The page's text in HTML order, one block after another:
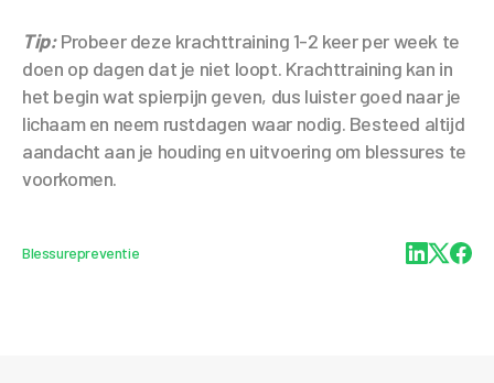
Tip:Probeer deze krachttraining 1-2 keer per week te
doen op dagen dat je niet loopt. Krachttraining kan in
het begin wat spierpijn geven, dus luister goed naar je
lichaam en neem rustdagen waar nodig. Besteed altijd
aandacht aan je houding en uitvoering om blessures te
voorkomen.
Blessurepreventie